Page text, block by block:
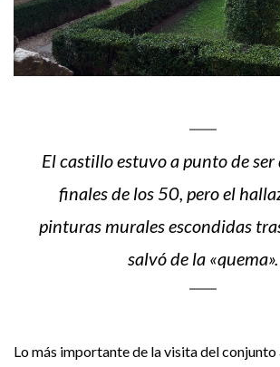
El castillo estuvo a punto de
finales de los 50, pero el
pinturas murales escondidas
salvó de la «quema».
Lo más importante de la visita del